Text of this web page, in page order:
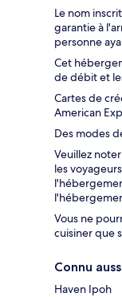
Le nom
garantie à
personne
Cet
de débit et
Cartes de
American
Des modes
Veuillez
les
Vous ne
cuisiner que
Connu
Haven Ipoh